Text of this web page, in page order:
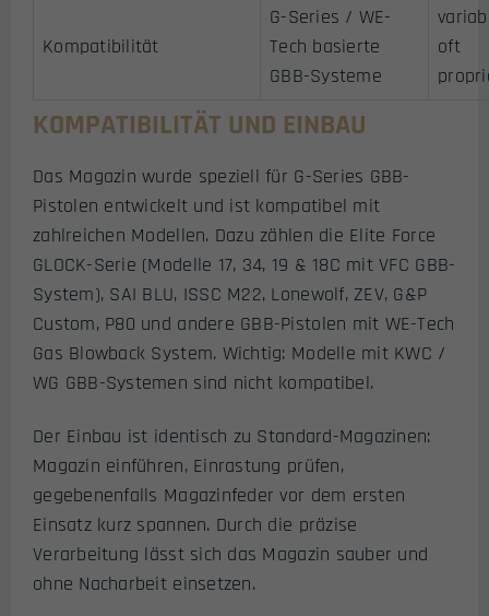
Kompatibilität
G-Series / WE-
Tech basierte
GBB-Systeme
oft
KOMPATIBILITÄT UND EINBAU
Das Magazin wurde speziell für G-Series GBB-
Pistolen entwickelt und ist kompatibel mit
zahlreichen Modellen. Dazu zählen die Elite Force
GLOCK-Serie (Modelle 17, 34, 19 & 18C mit VFC GBB-
System), SAI BLU, ISSC M22, Lonewolf, ZEV, G&P
Custom, P80 und andere GBB-Pistolen mit WE-Tech
Gas Blowback System. Wichtig: Modelle mit KWC /
WG GBB-Systemen sind nicht kompatibel.
Der Einbau ist identisch zu Standard-Magazinen:
Magazin einführen, Einrastung prüfen,
gegebenenfalls Magazinfeder vor dem ersten
Einsatz kurz spannen. Durch die präzise
Verarbeitung lässt sich das Magazin sauber und
ohne Nacharbeit einsetzen.